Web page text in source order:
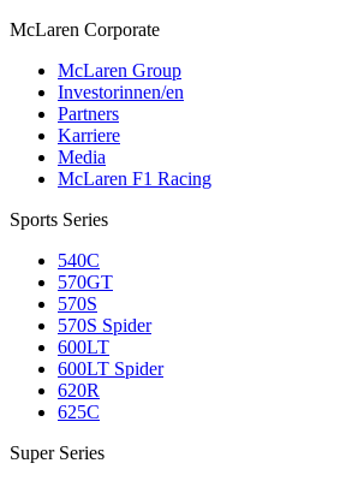
McLaren Corporate
McLaren Group
Investorinnen/en
Partners
Karriere
Media
McLaren F1 Racing
Sports Series
540C
570GT
570S
570S Spider
600LT
600LT Spider
620R
625C
Super Series